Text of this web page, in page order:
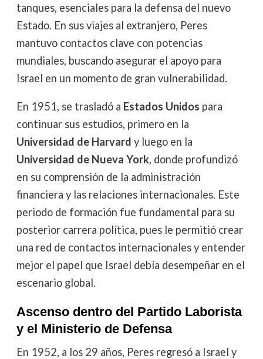
tanques, esenciales para la defensa del nuevo
Estado. En sus viajes al extranjero, Peres
mantuvo contactos clave con potencias
mundiales, buscando asegurar el apoyo para
Israel en un momento de gran vulnerabilidad.
En 1951, se trasladó a Estados Unidos para
continuar sus estudios, primero en la
Universidad de Harvard y luego en la
Universidad de Nueva York, donde profundizó
en su comprensión de la administración
financiera y las relaciones internacionales. Este
periodo de formación fue fundamental para su
posterior carrera política, pues le permitió crear
una red de contactos internacionales y entender
mejor el papel que Israel debía desempeñar en el
escenario global.
Ascenso dentro del Partido Laborista
y el Ministerio de Defensa
En 1952, a los 29 años, Peres regresó a Israel y